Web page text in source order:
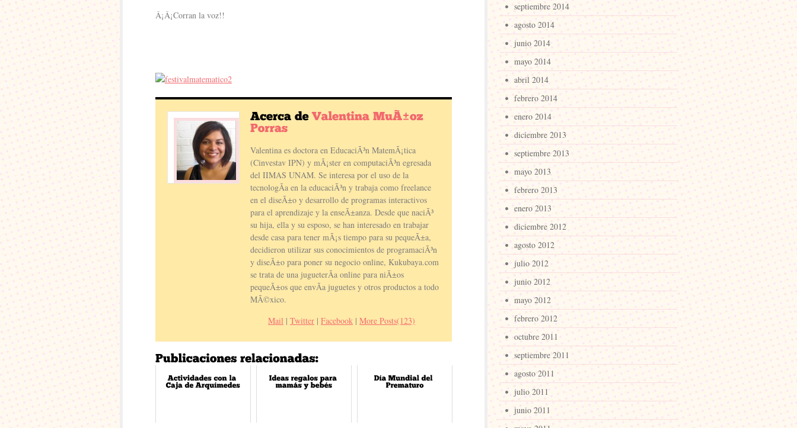
Â¡Â¡Corran la voz!!
Valentina es doctora en EducaciÃ³n MatemÃ¡tica
(Cinvestav IPN) y mÃ¡ster en computaciÃ³n egresada
del IIMAS UNAM. Se interesa por el uso de la
tecnologÃ­a en la educaciÃ³n y trabaja como freelance
en el diseÃ±o y desarrollo de programas interactivos
para el aprendizaje y la enseÃ±anza. Desde que naciÃ³
su hija, ella y su esposo, se han interesado en trabajar
desde casa para tener mÃ¡s tiempo para su pequeÃ±a,
decidieron utilizar sus conocimientos de programaciÃ³n
y diseÃ±o para poner su negocio online, Kukubaya.com
se trata de una jugueterÃ­a online para niÃ±os
pequeÃ±os que envÃ­a juguetes y otros productos a todo
MÃ©xico.
Mail | Twitter | Facebook | More Posts(123)
septiembre 2014
agosto 2014
junio 2014
mayo 2014
abril 2014
febrero 2014
enero 2014
diciembre 2013
septiembre 2013
mayo 2013
febrero 2013
enero 2013
diciembre 2012
agosto 2012
julio 2012
junio 2012
mayo 2012
febrero 2012
octubre 2011
septiembre 2011
agosto 2011
julio 2011
junio 2011